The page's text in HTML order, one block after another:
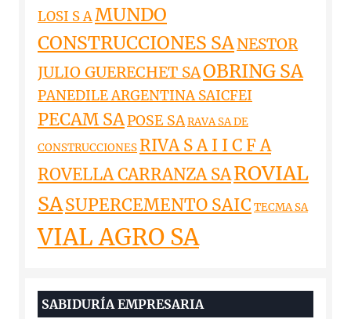
LOSI S AMUNDO
CONSTRUCCIONES SANESTOR
JULIO GUERECHET SAOBRING SA
PANEDILE ARGENTINA SAICFEI
PECAM SAPOSE SARAVA SA DE
CONSTRUCCIONES RIVA S A I I C F A
ROVELLA CARRANZA SAROVIAL
SASUPERCEMENTO SAIC TECMA SA
VIAL AGRO SA
SABIDURÍA EMPRESARIA